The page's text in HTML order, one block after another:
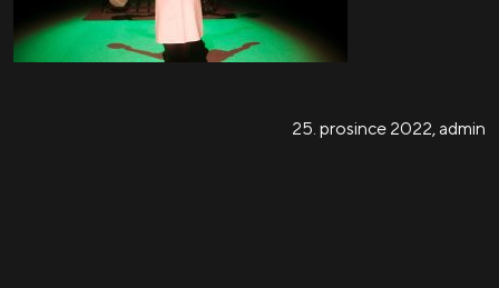
25. prosince 2022, admin